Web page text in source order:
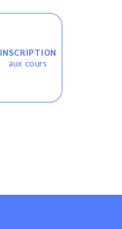
INSCRIPTION
aux cours